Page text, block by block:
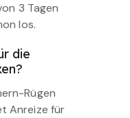
3 Tagen
los.
die
Rügen
Anreize für